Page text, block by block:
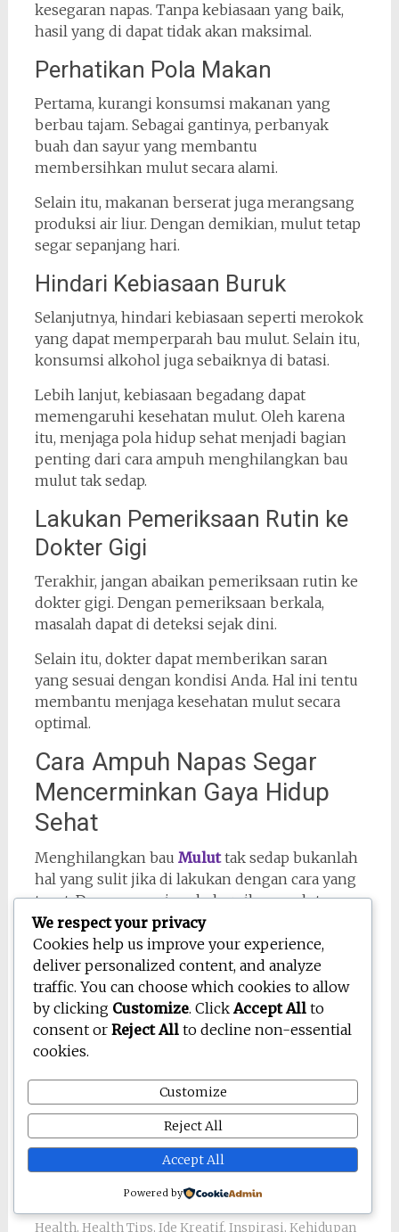
kesegaran napas. Tanpa kebiasaan yang baik,
hasil yang di dapat tidak akan maksimal.
Perhatikan Pola Makan
Pertama, kurangi konsumsi makanan yang
berbau tajam. Sebagai gantinya, perbanyak
buah dan sayur yang membantu
membersihkan mulut secara alami.
Selain itu, makanan berserat juga merangsang
produksi air liur. Dengan demikian, mulut tetap
segar sepanjang hari.
Hindari Kebiasaan Buruk
Selanjutnya, hindari kebiasaan seperti merokok
yang dapat memperparah bau mulut. Selain itu,
konsumsi alkohol juga sebaiknya di batasi.
Lebih lanjut, kebiasaan begadang dapat
memengaruhi kesehatan mulut. Oleh karena
itu, menjaga pola hidup sehat menjadi bagian
penting dari cara ampuh menghilangkan bau
mulut tak sedap.
Lakukan Pemeriksaan Rutin ke
Dokter Gigi
Terakhir, jangan abaikan pemeriksaan rutin ke
dokter gigi. Dengan pemeriksaan berkala,
masalah dapat di deteksi sejak dini.
Selain itu, dokter dapat memberikan saran
yang sesuai dengan kondisi Anda. Hal ini tentu
membantu menjaga kesehatan mulut secara
optimal.
Cara Ampuh Napas Segar
Mencerminkan Gaya Hidup
Sehat
Menghilangkan bau Muluttak sedap bukanlah
hal yang sulit jika di lakukan dengan cara yang
tepat. Dengan menjaga kebersihan mulut,
memperhatikan pola makan, serta menerapkan
kebiasaan sehat, napas segar dapat di
pertahankan setiap hari.
Selain itu, konsistensi menjadi kunci utama
dalam mencapai hasil yang maksimal. Oleh
karena itu, mulailah dari langkah sederhana
yang seimbang, Anda tidak hanya
mendapatkan napas yang segar, tetapi juga
meningkatkan kualitas hidup secara
keseluruhan.
Beauty Beauty Tips
Health, Health Tips, Ide Kreatif, Inspirasi, Kehidupan
We respect your privacy
Cookies help us improve your experience,
deliver personalized content, and analyze
traffic. You can choose which cookies to allow
by clicking Customize. ClickAccept All to
consent or Reject All to decline non-essential
cookies.
Customize
Reject All
Accept All
Powered by